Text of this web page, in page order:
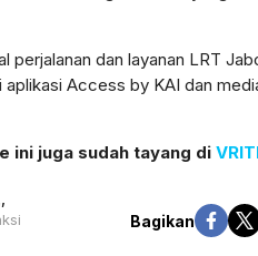
perjalanan dan layanan LRT
aplikasi Access by KAI dan
ini juga sudah tayang di
Bagikan